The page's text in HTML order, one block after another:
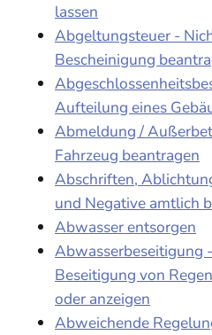
lassen
Abgeltungsteuer -
Bescheinigung
Aufteilung eines
Abmeldung /
Fahrzeug beantragen
Abschriften,
und Negative amtlich
Abwasser entsorgen
Abwasserbeseitigung
Beseitigung von
oder anzeigen
Abweichende